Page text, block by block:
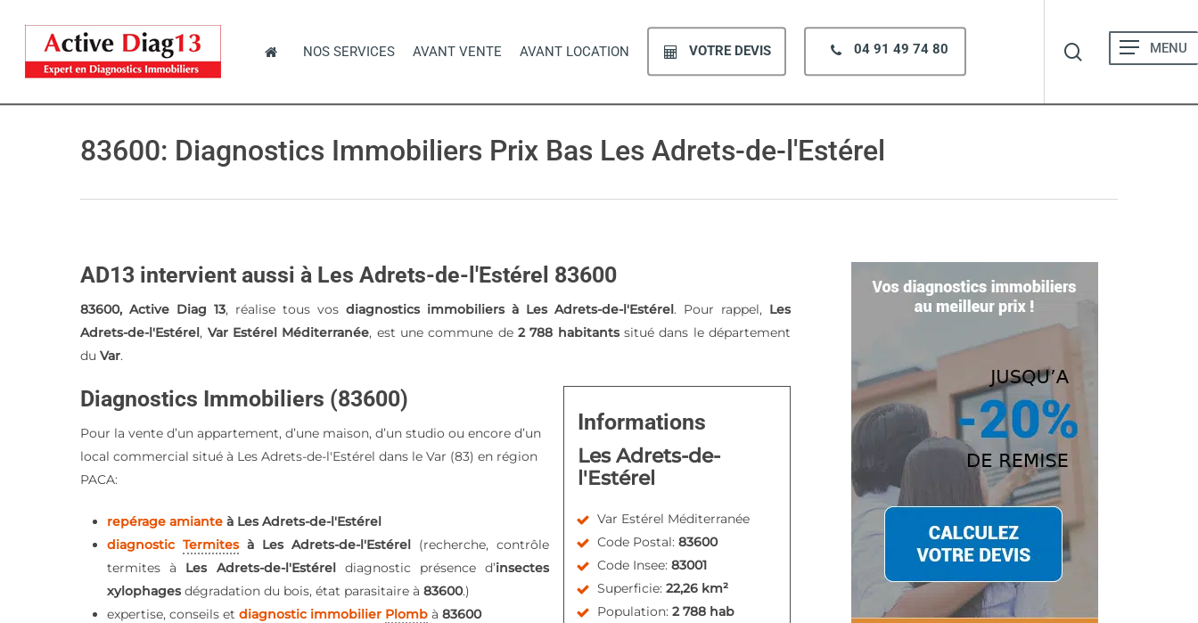
main
content
Hit enter to search or ESC to close
NOS SERVICES AVANT VENTE AVANT LOCATION VOTRE DEVIS 04 91 49 74 80 search
Menu
83600: Diagnostics Immobiliers Prix Bas Les Adrets-de-l'Estérel
AD13 intervient aussi à Les Adrets-de-l'Estérel 83600
83600, Active Diag 13, réalise tous vosdiagnostics immobiliers à Les Adrets-de-l'Estérel. Pour rappel, Les
Adrets-de-l'Estérel, Var Estérel Méditerranée, est une commune de2 788 habitantssitué dans le département
duVar.
Diagnostics Immobiliers (83600)
Pour la vente d’un appartement, d’une maison, d’un studio ou encore d’un
local commercial situé à Les Adrets-de-l'Estérel dans le Var (83) en région
PACA:
repérage amiante à Les Adrets-de-l'Estérel
diagnosticTermitesà Les Adrets-de-l'Estérel (recherche, contrôle
termites à Les Adrets-de-l'Estérel diagnostic présence d’insectes
xylophagesdégradation du bois, état parasitaire à83600.)
expertise, conseils etdiagnostic immobilier Plomb à83600
Informations
Les Adrets-de-
l'Estérel
Var Estérel Méditerranée
Code Postal:83600
Code Insee:83001
Superficie:22,26 km²
Population:2 788 hab